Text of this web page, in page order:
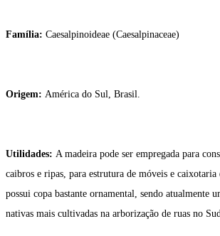
Família: Caesalpinoideae (Caesalpinaceae)
Origem: América do Sul, Brasil.
Utilidades: A madeira pode ser empregada para
caibros e ripas, para estrutura de móveis e
possui copa bastante ornamental, sendo atualmente
nativas mais cultivadas na arborização de ruas no